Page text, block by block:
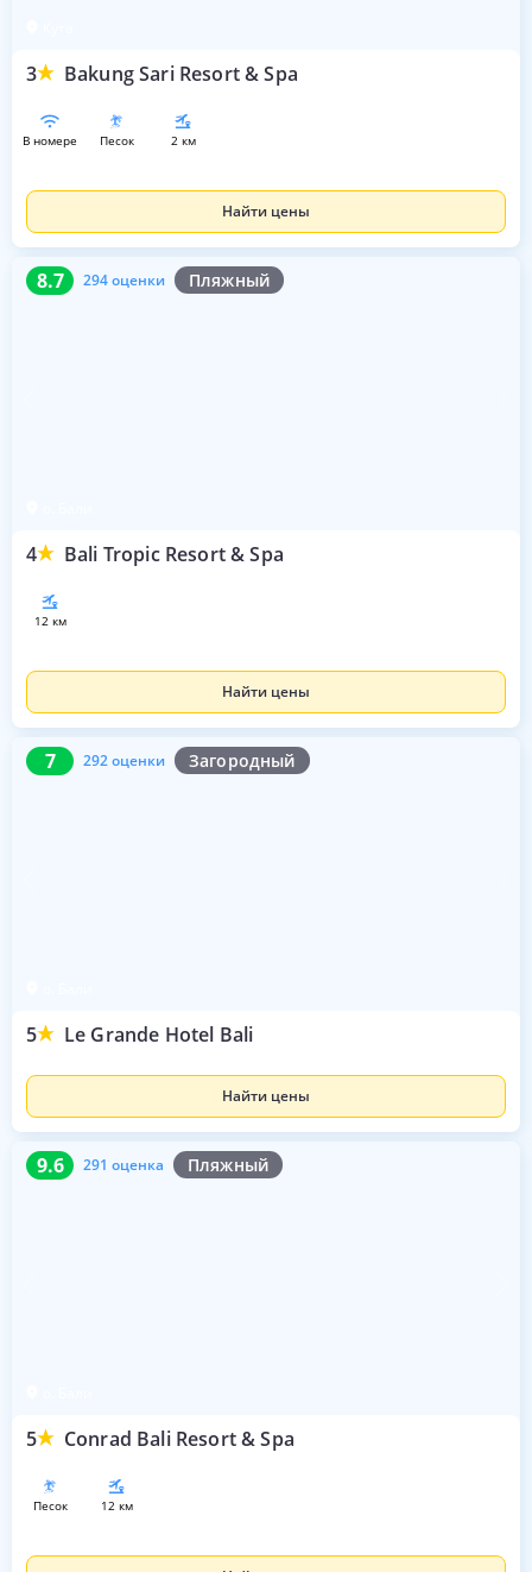
3 Bakung Sari Resort & Spa
в номере песок 2 км
Найти цены
8.7 294 оценки Пляжный
4 Bali Tropic Resort & Spa
8.7 294 оценки
12 км
Найти цены
7 292 оценки Загородный
5 Le Grande Hotel Bali
7 292 оценки
Найти цены
9.6 291 оценка Пляжный
5 Conrad Bali Resort & Spa
9.6 291 оценка
песок 12 км